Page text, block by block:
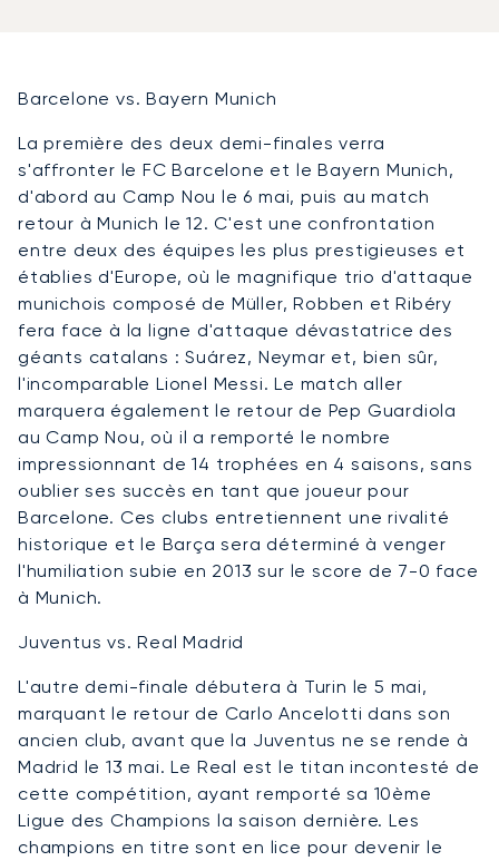
Barcelone vs. Bayern Munich
La première des deux demi-finales verra
s'affronter le FC Barcelone et le Bayern Munich,
d'abord au Camp Nou le 6 mai, puis au match
retour à Munich le 12. C'est une confrontation
entre deux des équipes les plus prestigieuses et
établies d'Europe, où le magnifique trio d'attaque
munichois composé de Müller, Robben et Ribéry
fera face à la ligne d'attaque dévastatrice des
géants catalans : Suárez, Neymar et, bien sûr,
l'incomparable Lionel Messi. Le match aller
marquera également le retour de Pep Guardiola
au Camp Nou, où il a remporté le nombre
impressionnant de 14 trophées en 4 saisons, sans
oublier ses succès en tant que joueur pour
Barcelone. Ces clubs entretiennent une rivalité
historique et le Barça sera déterminé à venger
l'humiliation subie en 2013 sur le score de 7-0 face
à Munich.
Juventus vs. Real Madrid
L'autre demi-finale débutera à Turin le 5 mai,
marquant le retour de Carlo Ancelotti dans son
ancien club, avant que la Juventus ne se rende à
Madrid le 13 mai. Le Real est le titan incontesté de
cette compétition, ayant remporté sa 10ème
Ligue des Champions la saison dernière. Les
champions en titre sont en lice pour devenir le